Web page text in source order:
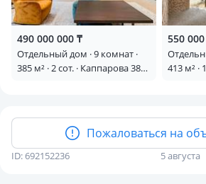
490 000 000 ₸
Отдельный дом · 9 комнат ·
385 м² · 2 сот. · Каппарова 38/2
550
413 м² ·
Пожаловаться на
ID: 692152236 5 августа